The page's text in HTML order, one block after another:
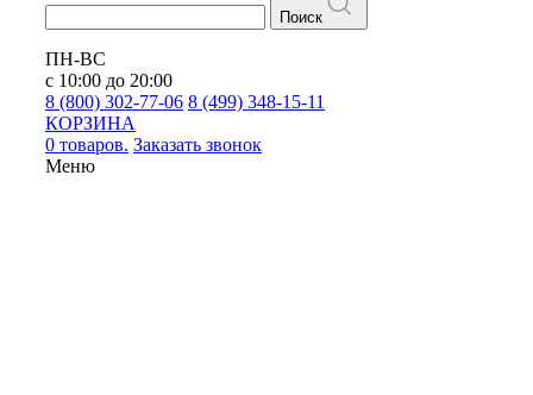
Поиск
ПН-ВС
с 10:00 до 20:00
8 (800) 302-77-06 8 (499) 348-15-11
КОРЗИНА
0 товаров. Заказать звонок
Меню